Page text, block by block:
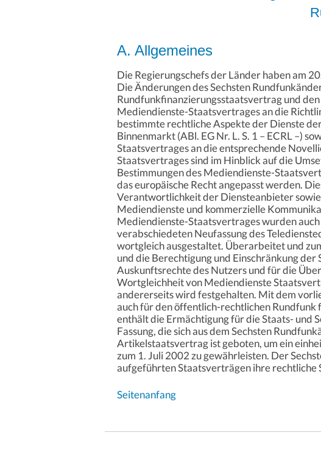
A. Allgemeines
Die Regierungschefs der Länder haben am
Die Änderungen des Sechsten
Rundfunkfinanzierungsstaatsvertrag und
Mediendienste-Staatsvertrages an die
bestimmte rechtliche Aspekte der Dienste
Binnenmarkt (ABl. EG Nr. L. S. 1 – ECRL –)
Staatsvertrages an die entsprechende
Staatsvertrages sind im Hinblick auf die
Bestimmungen des Mediendienste-
das europäische Recht angepasst werden.
Verantwortlichkeit der Diensteanbieter
Mediendienste und kommerzielle
Mediendienste-Staatsvertrages wurden
verabschiedeten Neufassung des
wortgleich ausgestaltet. Überarbeitet und
und die Berechtigung und Einschränkung
Auskunftsrechte des Nutzers und für die
Wortgleichheit von Mediendienste
andererseits wird festgehalten. Mit dem
auch für den öffentlich-rechtlichen
enthält die Ermächtigung für die Staats- und
Fassung, die sich aus dem Sechsten
Artikelstaatsvertrag ist geboten, um ein
zum 1. Juli 2002 zu gewährleisten. Der
aufgeführten Staatsverträgen ihre rechtliche
Seitenanfang